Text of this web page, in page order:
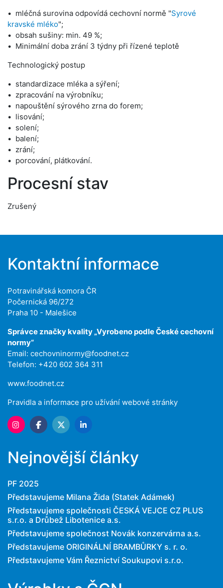
mléčná surovina odpovídá cechovní normě "Syrové
kravské mléko";
obsah sušiny: min. 49 %;
Minimální doba zrání 3 týdny při řízené teplotě
Technologický postup
standardizace mléka a sýření;
zpracování na výrobníku;
napouštění sýrového zrna do forem;
lisování;
solení;
balení;
zrání;
porcování, plátkování.
Procesní stav
Zrušený
Kontaktní informace
Potravinářská komora ČR
Počernická 96/272
Praha 10 - Malešice
Správce značky kvality „Vyrobeno podle České cechovní
normy“
Email: cechovninormy@foodnet.cz
Telefon: +420 602 364 311
www.foodnet.cz
Pravidla a informace pro užívání webové stránky
Nejnovější články
PF 2025
Představujeme Milana Žida (Statek Adámek)
Představujeme společnosti ČESKÁ VEJCE CZ PLUS
s.r.o. a Drůbež Libotenice a.s.
Představujeme společnost Novák konzervárna a.s.
Představujeme ORIGINÁLNÍ BRAMBŮRKY s. r. o.
Představujeme Vám Řeznictví Soukupovi s.r.o.